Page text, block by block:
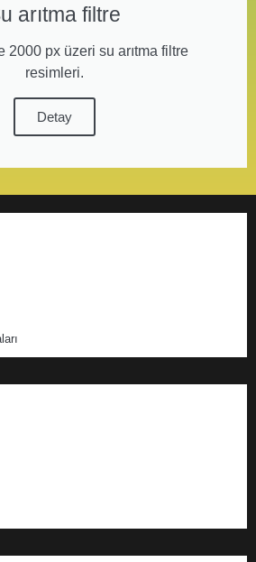
arıtma filtre
2000 px üzeri su arıtma filtre
resimleri.
Detay